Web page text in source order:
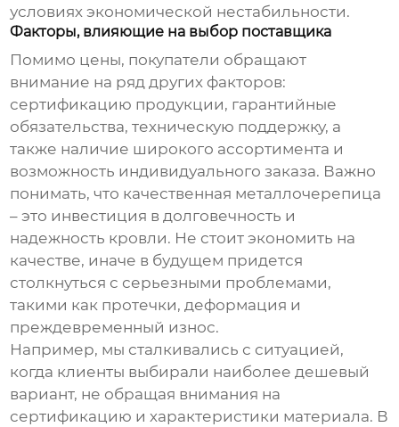
условиях экономической нестабильности.
Факторы, влияющие на выбор поставщика
Помимо цены, покупатели обращают
внимание на ряд других факторов:
сертификацию продукции, гарантийные
обязательства, техническую поддержку, а
также наличие широкого ассортимента и
возможность индивидуального заказа. Важно
понимать, что качественная металлочерепица
– это инвестиция в долговечность и
надежность кровли. Не стоит экономить на
качестве, иначе в будущем придется
столкнуться с серьезными проблемами,
такими как протечки, деформация и
преждевременный износ.
Например, мы сталкивались с ситуацией,
когда клиенты выбирали наиболее дешевый
вариант, не обращая внимания на
сертификацию и характеристики материала. В